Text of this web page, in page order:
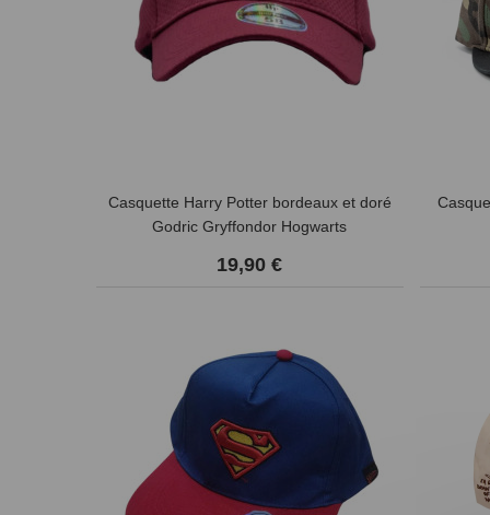
Casquette Harry Potter bordeaux et doré
Godric Gryffondor Hogwarts
19,90 €